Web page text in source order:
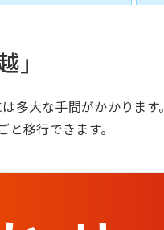
多大な手間がかかります。
移行できます。